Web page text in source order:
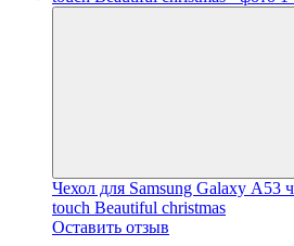
Чехол для Samsung Galaxy А53
touch Beautiful christmas
Оставить отзыв